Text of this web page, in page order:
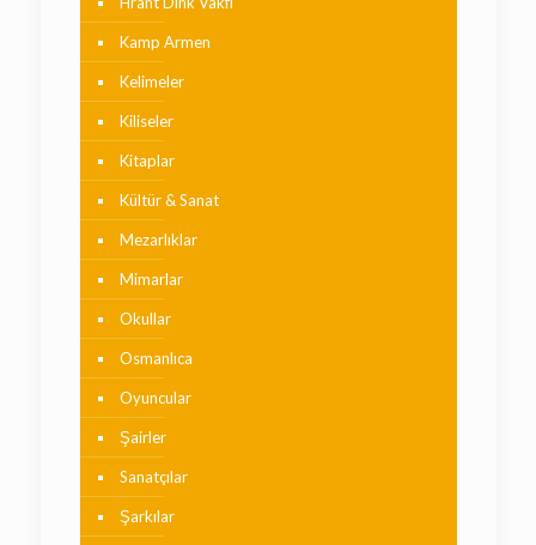
Kamp Armen
Kelimeler
Kiliseler
Kitaplar
Kültür & Sanat
Mezarlıklar
Mimarlar
Okullar
Osmanlıca
Oyuncular
Şairler
Sanatçılar
Şarkılar